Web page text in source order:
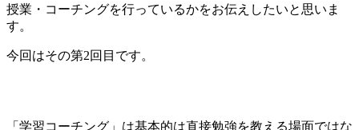
授業・コーチングを行っているかをお伝えしたいと思いま
す。
今回はその第2回目です。
「学習コーチング」は基本的は直接勉強を教える場面ではな